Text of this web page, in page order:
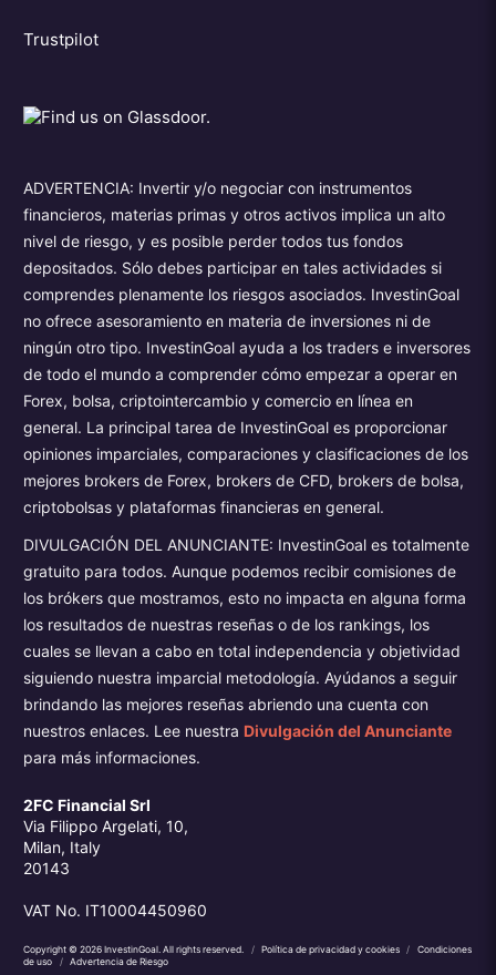
Trustpilot
ADVERTENCIA: Invertir y/o negociar con instrumentos
financieros, materias primas y otros activos implica un alto
nivel de riesgo, y es posible perder todos tus fondos
depositados. Sólo debes participar en tales actividades si
comprendes plenamente los riesgos asociados. InvestinGoal
no ofrece asesoramiento en materia de inversiones ni de
ningún otro tipo. InvestinGoal ayuda a los traders e inversores
de todo el mundo a comprender cómo empezar a operar en
Forex, bolsa, criptointercambio y comercio en línea en
general. La principal tarea de InvestinGoal es proporcionar
opiniones imparciales, comparaciones y clasificaciones de los
mejores brokers de Forex, brokers de CFD, brokers de bolsa,
criptobolsas y plataformas financieras en general.
DIVULGACIÓN DEL ANUNCIANTE: InvestinGoal es totalmente
gratuito para todos. Aunque podemos recibir comisiones de
los brókers que mostramos, esto no impacta en alguna forma
los resultados de nuestras reseñas o de los rankings, los
cuales se llevan a cabo en total independencia y objetividad
siguiendo nuestra imparcial metodología. Ayúdanos a seguir
brindando las mejores reseñas abriendo una cuenta con
nuestros enlaces. Lee nuestraDivulgación del Anunciante
para más informaciones.
2FC Financial Srl
Via Filippo Argelati, 10,
Milan, Italy
20143
VAT No. IT10004450960
Copyright © 2026 InvestinGoal. All rights reserved. / Política de privacidad y cookies /
Condiciones
de uso
/ Advertencia de Riesgo